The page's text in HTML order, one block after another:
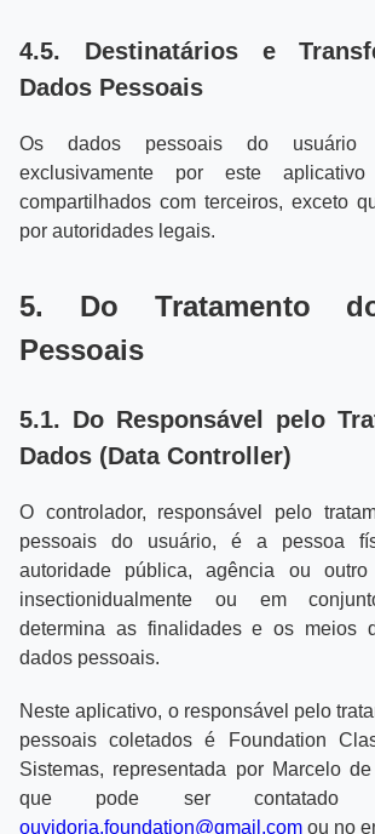
4.5. Destinatários e
Dados Pessoais
Os dados pessoais do usuário
exclusivamente por este
compartilhados com terceiros, exceto
por autoridades legais.
5. Do Tratamento
Pessoais
5.1. Do Responsável pelo
Dados (Data Controller)
O controlador, responsável pelo
pessoais do usuário, é a pessoa
autoridade pública, agência ou outro
insectionidualmente ou em
determina as finalidades e os meios
dados pessoais.
Neste aplicativo, o responsável pelo
pessoais coletados é Foundation
Sistemas, representada por Marcelo
que pode ser contatado
ouvidoria.foundation@gmail.com ou no